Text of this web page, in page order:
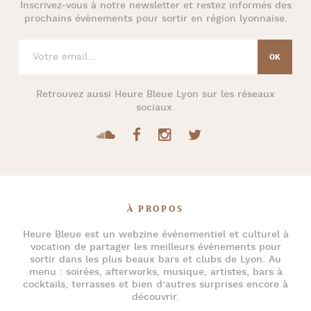
Inscrivez-vous à notre newsletter et restez informés des
prochains évènements pour sortir en région lyonnaise.
Retrouvez aussi Heure Bleue Lyon sur les réseaux
sociaux.
À PROPOS
Heure Bleueest un webzine événementiel et culturel à
vocation de partager les meilleurs événements pour
sortir dans les plus beaux bars et clubs de Lyon. Au
menu : soirées, afterworks, musique, artistes, bars à
cocktails, terrasses et bien d’autres surprises encore à
découvrir.